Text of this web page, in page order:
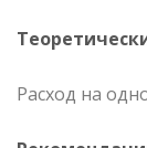
Расход на